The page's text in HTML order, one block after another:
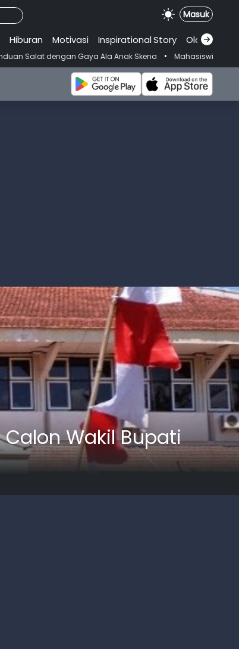
Masuk
Hiburan Motivasi Inspirational.Story Olahraga
Gaya Ala Anak Skena • Mahasiswi Prodi FKM-Undana
Wakil Bupati